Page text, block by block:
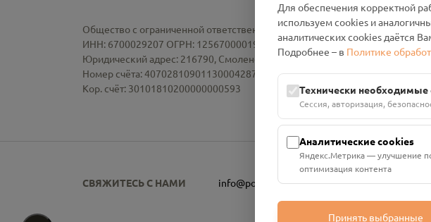
Общество с ограниченной ответственностью «Смоленский Проект
ИНН: 6700029207 ОГРН: 1256700001986
Юридический адрес: 216790, Смоленская область, р-н Руднянский, г.
Номер счёта: 40702810901130004287 в АО "АЛЬФА-БАНК"
Кор. счёт: 30101810200000000593
СВЯЖИТЕСЬ С НАМИ info@pomnim.online
Для обеспечения корректной
используем cookies и
аналитических cookies даётся
Подробнее – в Политике
Технически необходимые
Сессия, авторизация,
Аналитические cookies
Яндекс.Метрика — улучшение
оптимизация контента
Принять выбранные